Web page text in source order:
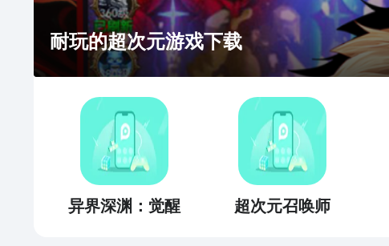
耐玩的超次元游戏下载
异界深渊：觉醒 超次元召唤师